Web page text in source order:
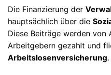
Die Finanzierung der
hauptsächlich über die
Diese Beiträge werden von
Arbeitgebern gezahlt und
Arbeitslosenversicherung.